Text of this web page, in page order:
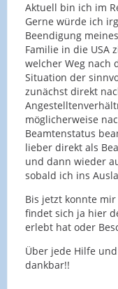
Aktuell bin ich im
Gerne würde ich
Beendigung
Familie in die USA
welcher Weg nach
Situation der
zunächst direkt
möglicherweise
Beamtenstatus
lieber direkt als
und dann wieder
sobald ich ins
Bis jetzt konnte
findet sich ja hier
erlebt hat oder
Über jede Hilfe
dankbar!!